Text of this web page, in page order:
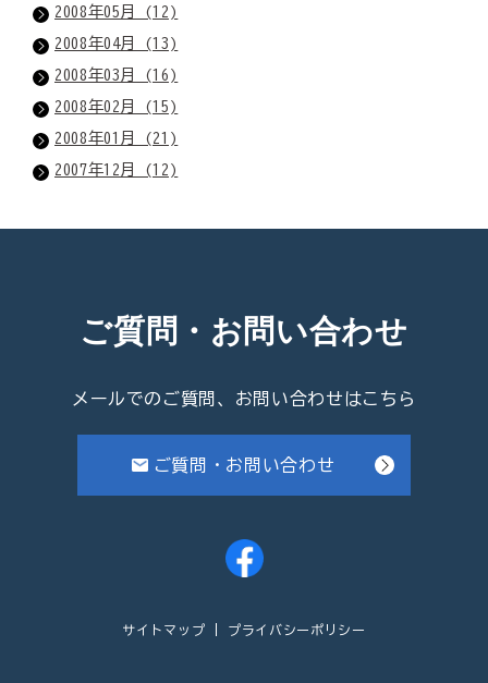
2008年05月 (12)
2008年04月 (13)
2008年03月 (16)
2008年02月 (15)
2008年01月 (21)
2007年12月 (12)
ご質問・お問い合わせ
メールでのご質問、お問い合わせはこちら
ご質問・お問い合わせ
サイトマップ プライバシーポリシー